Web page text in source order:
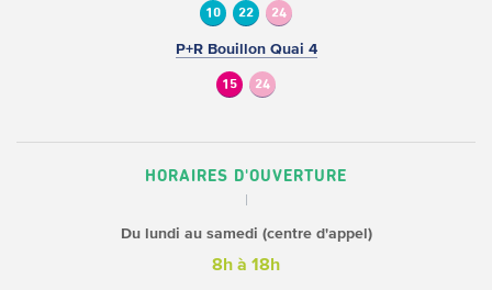
10 22 24
P+R Bouillon Quai 4
15 24
HORAIRES D'OUVERTURE
Du lundi au samedi (centre d'appel)
8h à 18h